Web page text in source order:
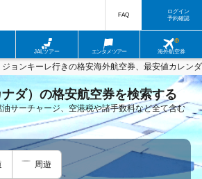
JALツアー エンタメツアー 海外航空券
FAQ
ログイン
予約確認
ジョンキーレ行きの格安海外航空券、最安値カレン
ダ）の格安航空券を検索する
サーチャージ、空港税や諸手数料など全て含む
周遊